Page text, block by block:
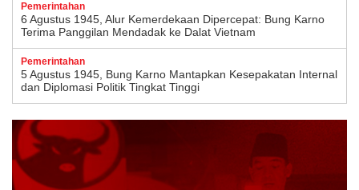
Pemerintahan
6 Agustus 1945, Alur Kemerdekaan Dipercepat: Bung Karno
Terima Panggilan Mendadak ke Dalat Vietnam
Pemerintahan
5 Agustus 1945, Bung Karno Mantapkan Kesepakatan Internal
dan Diplomasi Politik Tingkat Tinggi